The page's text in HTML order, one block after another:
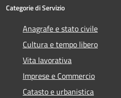
Categorie di Servizio
Anagrafe e stato civile
Cultura e tempo libero
Vita lavorativa
Imprese e Commercio
Catasto e urbanistica